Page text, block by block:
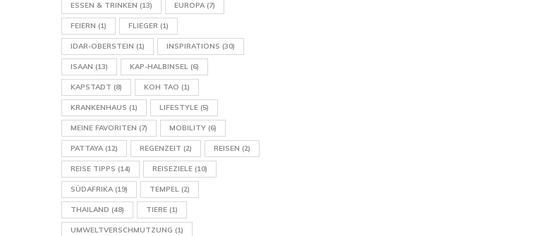
ESSEN & TRINKEN (13) EUROPA(7)
FEIERN (1) FLIEGER (1)
IDAR-OBERSTEIN (1) INSPIRATIONS (30)
ISAAN (13) KAP-HALBINSEL (6)
KAPSTADT (8) KOH TAO (1)
KRANKENHAUS (1) LIFESTYLE (5)
MEINE FAVORITEN (7) MOBILITY (6)
PATTAYA(12) REGENZEIT (2) REISEN (2)
REISE TIPPS (14) REISEZIELE (10)
SÜDAFRIKA(19) TEMPEL (2)
THAILAND (48) TIERE (1)
UMWELTVERSCHMUTZUNG (1)